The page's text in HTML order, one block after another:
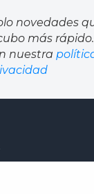
novedades
más
nuestra